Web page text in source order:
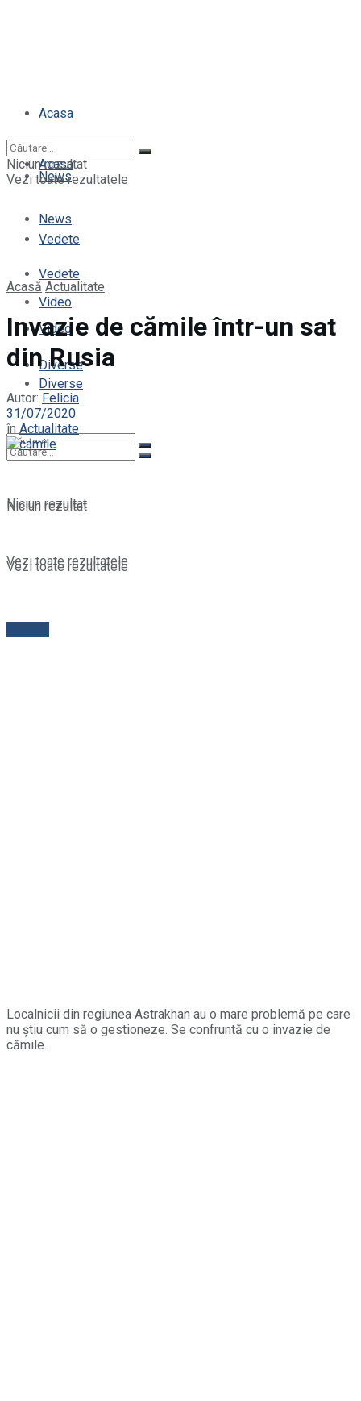
Acasa
News
Vedete
Video
Diverse
Niciun rezultat
Vezi toate rezultatele
Acasa
News
Vedete
Video
Diverse
Niciun rezultat
Vezi toate rezultatele
Niciun rezultat
Vezi toate rezultatele
Acasă Actualitate
Invazie de cămile într-un sat
din Rusia
Autor: Felicia
31/07/2020
în Actualitate
Localnicii din regiunea Astrakhan au o mare problemă pe care
nu știu cum să o gestioneze. Se confruntă cu o invazie de
cămile.